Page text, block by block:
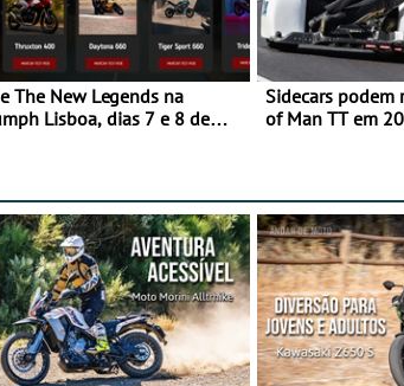
The New Legends na
Lisboa, dias 7 e 8 de
Sidecars podem
of Man TT em